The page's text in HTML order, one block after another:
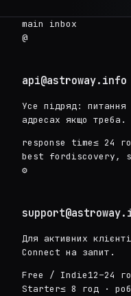
main inbox
@
api@astroway.info
Усе підряд:
адресах якщо треба.
response time≤ 24
best fordiscovery,
⚙
Для активних
Connect на запит.
Free / Indie12–24
Starter≤ 8 год ·